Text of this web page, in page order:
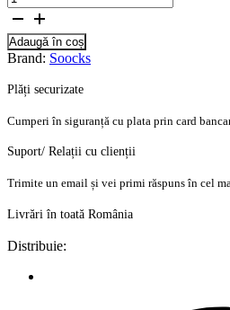
Adaugă în coș
Brand: Soocks
Plăți securizate
Cumperi în siguranță cu plata prin card
Suport/ Relații cu clienții
Trimite un email și vei primi răspuns în cel
Livrări în toată România
Distribuie: